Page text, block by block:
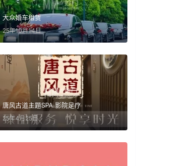
大众婚车租赁
25年10月14日
唐风古道主题SPA.影院足疗
25年4月25日